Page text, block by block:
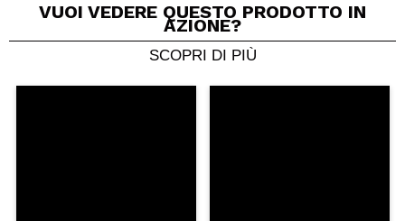
Condividi un video o una foto
Il tuo video potrebbe essere il primo. Immaginalo...
VUOI VEDERE QUESTO PRODOTTO IN
AZIONE?
SCOPRI DI PIÙ